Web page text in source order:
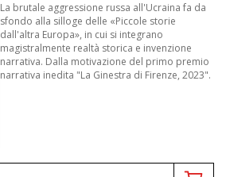
La brutale aggressione russa all'Ucraina fa da
sfondo alla silloge delle «Piccole storie
dall'altra Europa», in cui si integrano
magistralmente realtà storica e invenzione
narrativa. Dalla motivazione del primo premio
narrativa inedita "La Ginestra di Firenze, 2023".